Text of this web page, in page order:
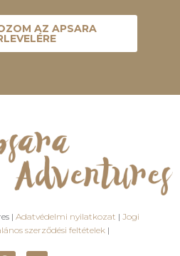
AZ APSARA
| Adatvédelmi nyilatkozat | Jogi
szerződési feltételek |